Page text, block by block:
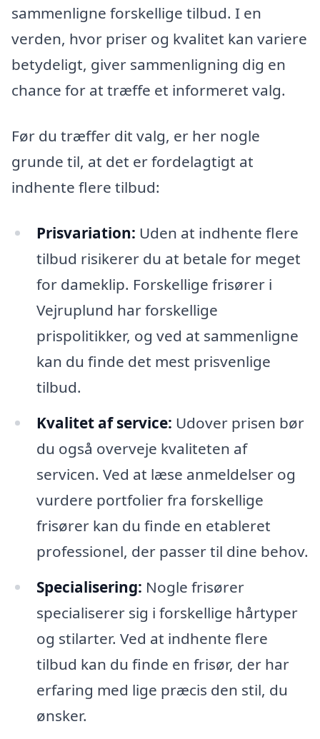
sammenligne forskellige tilbud. I en
verden, hvor priser og kvalitet kan variere
betydeligt, giver sammenligning dig en
chance for at træffe et informeret valg.
Før du træffer dit valg, er her nogle
grunde til, at det er fordelagtigt at
indhente flere tilbud:
Prisvariation: Uden at indhente flere
tilbud risikerer du at betale for meget
for dameklip. Forskellige frisører i
Vejruplund har forskellige
prispolitikker, og ved at sammenligne
kan du finde det mest prisvenlige
tilbud.
Kvalitet af service: Udover prisen bør
du også overveje kvaliteten af
servicen. Ved at læse anmeldelser og
vurdere portfolier fra forskellige
frisører kan du finde en etableret
professionel, der passer til dine behov.
Specialisering: Nogle frisører
specialiserer sig i forskellige hårtyper
og stilarter. Ved at indhente flere
tilbud kan du finde en frisør, der har
erfaring med lige præcis den stil, du
ønsker.